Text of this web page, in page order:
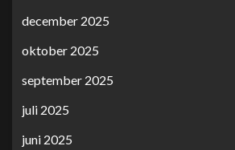
december 2025
oktober 2025
september 2025
juli 2025
juni 2025